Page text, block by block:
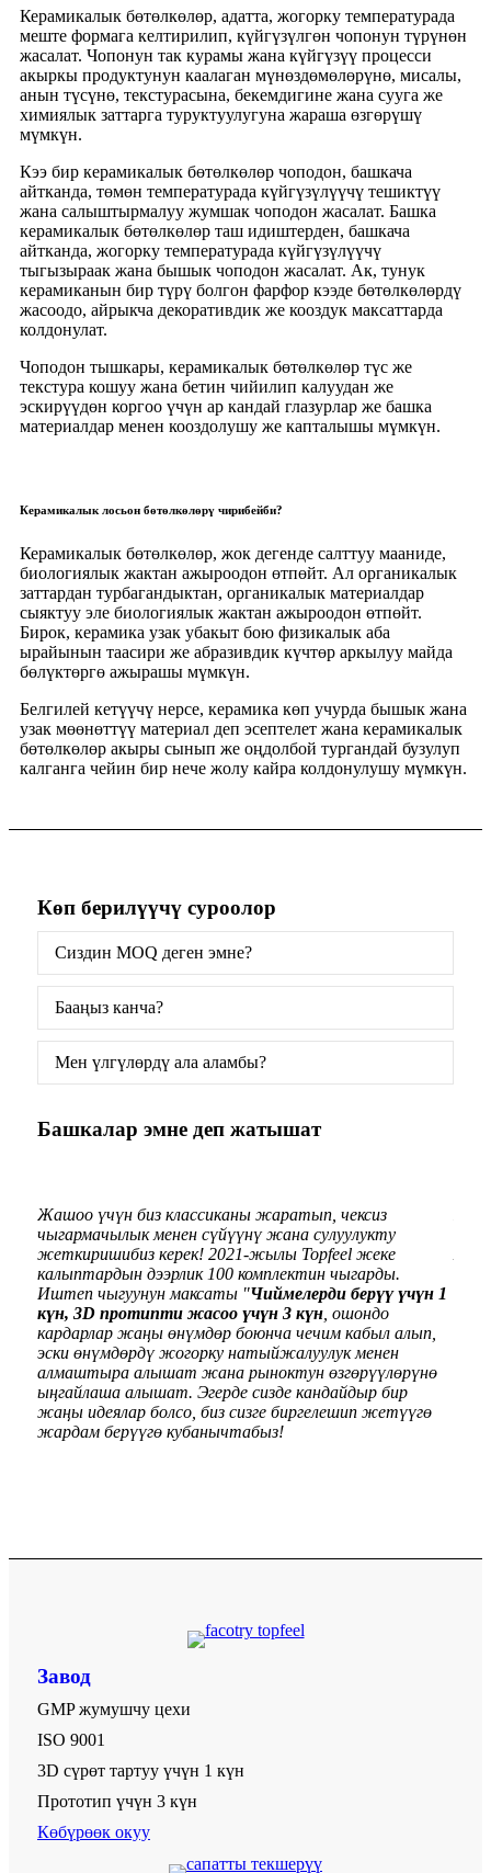
Керамикалык бөтөлкөлөр, адатта, жогорку температурада
меште формага келтирилип, күйгүзүлгөн чопонун түрүнөн
жасалат. Чопонун так курамы жана күйгүзүү процесси
акыркы продуктунун каалаган мүнөздөмөлөрүнө, мисалы,
анын түсүнө, текстурасына, бекемдигине жана сууга же
химиялык заттарга туруктуулугуна жараша өзгөрүшү
мүмкүн.
Кээ бир керамикалык бөтөлкөлөр чоподон, башкача
айтканда, төмөн температурада күйгүзүлүүчү тешиктүү
жана салыштырмалуу жумшак чоподон жасалат. Башка
керамикалык бөтөлкөлөр таш идиштерден, башкача
айтканда, жогорку температурада күйгүзүлүүчү
тыгызыраак жана бышык чоподон жасалат. Ак, тунук
керамиканын бир түрү болгон фарфор кээде бөтөлкөлөрдү
жасоодо, айрыкча декоративдик же кооздук максаттарда
колдонулат.
Чоподон тышкары, керамикалык бөтөлкөлөр түс же
текстура кошуу жана бетин чийилип калуудан же
эскирүүдөн коргоо үчүн ар кандай глазурлар же башка
материалдар менен кооздолушу же капталышы мүмкүн.
Керамикалык лосьон бөтөлкөлөрү чирибейби?
Керамикалык бөтөлкөлөр, жок дегенде салттуу мааниде,
биологиялык жактан ажыроодон өтпөйт. Ал органикалык
заттардан турбагандыктан, органикалык материалдар
сыяктуу эле биологиялык жактан ажыроодон өтпөйт.
Бирок, керамика узак убакыт бою физикалык аба
ырайынын таасири же абразивдик күчтөр аркылуу майда
бөлүктөргө ажырашы мүмкүн.
Белгилей кетүүчү нерсе, керамика көп учурда бышык жана
узак мөөнөттүү материал деп эсептелет жана керамикалык
бөтөлкөлөр акыры сынып же оңдолбой тургандай бузулуп
калганга чейин бир нече жолу кайра колдонулушу мүмкүн.
Көп берилүүчү суроолор
Сиздин MOQ деген эмне?
Бааңыз канча?
Мен үлгүлөрдү ала аламбы?
Башкалар эмне деп жатышат
Жашоо үчүн биз классиканы жаратып, чексиз
чыгармачылык менен сүйүүнү жана сулуулукту
жеткиришибиз керек! 2021-жылы Topfeel жеке
калыптардын дээрлик 100 комплектин чыгарды.
Иштеп чыгуунун максаты "Чиймелерди берүү үчүн 1
күн, 3D протипти жасоо үчүн 3 күн , ошондо
кардарлар жаңы өнүмдөр боюнча чечим кабыл алып,
эски өнүмдөрдү жогорку натыйжалуулук менен
алмаштыра алышат жана рыноктун өзгөрүүлөрүнө
ыңгайлаша алышат. Эгерде сизде кандайдыр бир
жаңы идеялар болсо, биз сизге биргелешип жетүүгө
жардам берүүгө кубанычтабыз!
Завод
GMP жумушчу цехи
ISO 9001
3D сүрөт тартуу үчүн 1 күн
Прототип үчүн 3 күн
Көбүрөөк окуу